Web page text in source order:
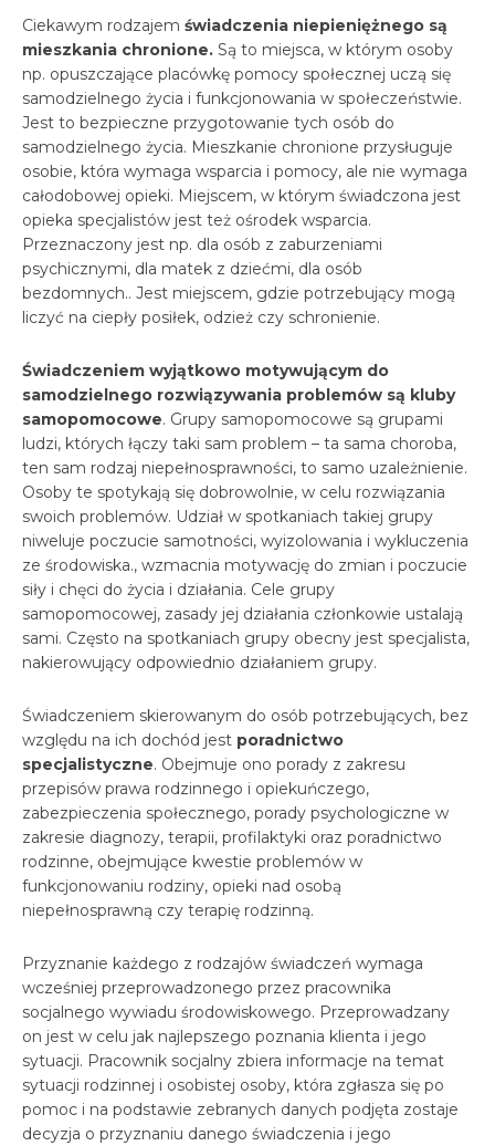
Ciekawym rodzajem świadczenia niepieniężnego są
mieszkania chronione. Są to miejsca, w którym osoby
np. opuszczające placówkę pomocy społecznej uczą się
samodzielnego życia i funkcjonowania w społeczeństwie.
Jest to bezpieczne przygotowanie tych osób do
samodzielnego życia. Mieszkanie chronione przysługuje
osobie, która wymaga wsparcia i pomocy, ale nie wymaga
całodobowej opieki. Miejscem, w którym świadczona jest
opieka specjalistów jest też ośrodek wsparcia.
Przeznaczony jest np. dla osób z zaburzeniami
psychicznymi, dla matek z dziećmi, dla osób
bezdomnych.. Jest miejscem, gdzie potrzebujący mogą
liczyć na ciepły posiłek, odzież czy schronienie.
Świadczeniem wyjątkowo motywującym do
samodzielnego rozwiązywania problemów są kluby
samopomocowe. Grupy samopomocowe są grupami
ludzi, których łączy taki sam problem – ta sama choroba,
ten sam rodzaj niepełnosprawności, to samo uzależnienie.
Osoby te spotykają się dobrowolnie, w celu rozwiązania
swoich problemów. Udział w spotkaniach takiej grupy
niweluje poczucie samotności, wyizolowania i wykluczenia
ze środowiska., wzmacnia motywację do zmian i poczucie
siły i chęci do życia i działania. Cele grupy
samopomocowej, zasady jej działania członkowie ustalają
sami. Często na spotkaniach grupy obecny jest specjalista,
nakierowujący odpowiednio działaniem grupy.
Świadczeniem skierowanym do osób potrzebujących, bez
względu na ich dochód jest poradnictwo
specjalistyczne. Obejmuje ono porady z zakresu
przepisów prawa rodzinnego i opiekuńczego,
zabezpieczenia społecznego, porady psychologiczne w
zakresie diagnozy, terapii, profilaktyki oraz poradnictwo
rodzinne, obejmujące kwestie problemów w
funkcjonowaniu rodziny, opieki nad osobą
niepełnosprawną czy terapię rodzinną.
Przyznanie każdego z rodzajów świadczeń wymaga
wcześniej przeprowadzonego przez pracownika
socjalnego wywiadu środowiskowego. Przeprowadzany
on jest w celu jak najlepszego poznania klienta i jego
sytuacji. Pracownik socjalny zbiera informacje na temat
sytuacji rodzinnej i osobistej osoby, która zgłasza się po
pomoc i na podstawie zebranych danych podjęta zostaje
decyzja o przyznaniu danego świadczenia i jego